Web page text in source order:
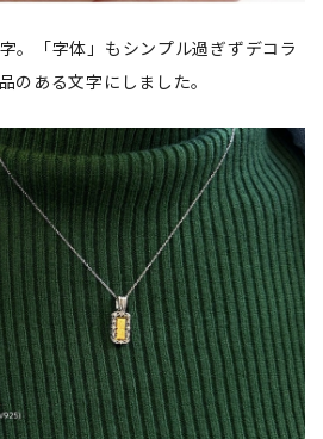
。「字体」もシンプル過ぎずデコラ
のある文字にしました。